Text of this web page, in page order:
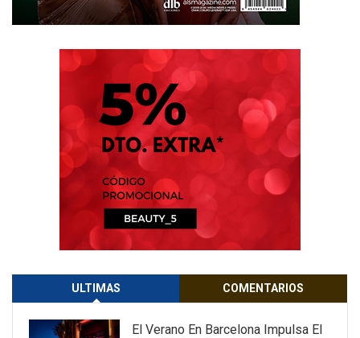
ULTIMAS COMENTARIOS
El Verano En Barcelona Impulsa El